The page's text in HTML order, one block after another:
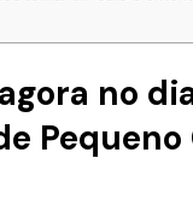
no
Pequeno